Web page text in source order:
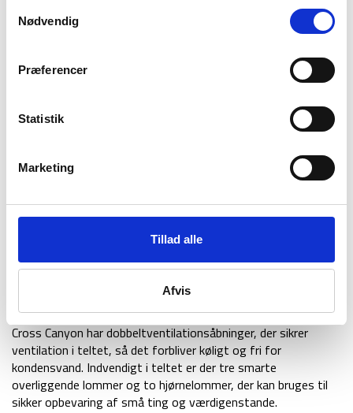
Nødvendig
Præferencer
Statistik
Marketing
Tillad alle
Afvis
mærke Klymit, og er i modellen Cross Canyon. Teltet har et
hovedrum der kan rumme 2 personer, og hvor der er der
rigeligt plads til bagage, udstyr og grej. Teltet vejer blot 2,4
kg, og egner sig til camping, outdoor ture og rejser og er
Klymit er et anerkendt mærke, med fokus på at lave
letvægtigt og kompakt udstyr til outdoor turen. Her er Cross
med premium aluminiumstænger. Udover at være i god
kvalitet, er teltet også praktik. Det har to indgange, der gør
Cross Canyon har dobbeltventilationsåbninger, der sikrer
ventilation i teltet, så det forbliver køligt og fri for
kondensvand. Indvendigt i teltet er der tre smarte
overliggende lommer og to hjørnelommer, der kan bruges til
sikker opbevaring af små ting og værdigenstande.